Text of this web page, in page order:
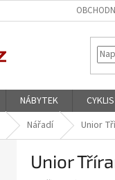
NÁBYTEK
Nářadí Unior
Unior